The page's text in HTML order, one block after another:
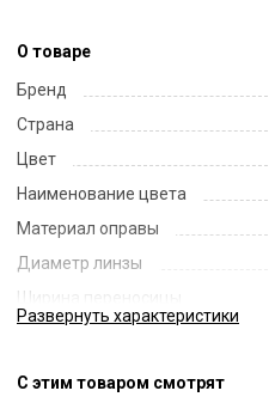
О товаре
Бренд
Страна
Цвет
Наименование цвета
Материал оправы
Диаметр линзы
Ширина переносицы
Развернуть характеристики
С этим товаром смотрят